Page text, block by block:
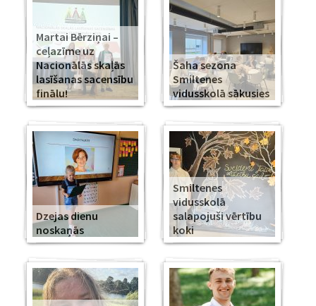
Martai Bērziņai –
ceļazīme uz
Nacionālās skaļās
lasīšanas sacensību
finālu!
Šaha sezona
Smiltenes
vidusskolā sākusies
Dzejas dienu
noskaņās
Smiltenes
vidusskolā
salapojuši vērtību
koki